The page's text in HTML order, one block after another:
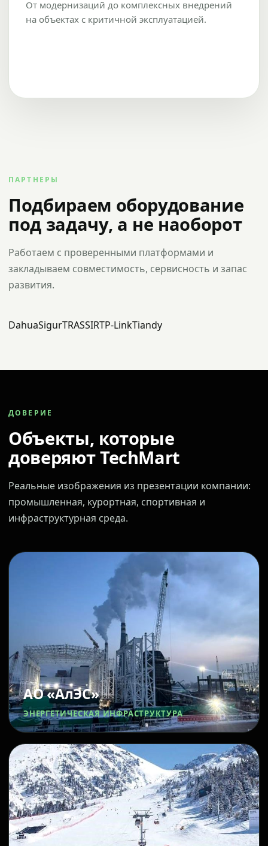
От модернизаций до комплексных внедрений
на объектах с критичной эксплуатацией.
ПАРТНЕРЫ
Подбираем оборудование
под задачу, а не наоборот
Работаем с проверенными платформами и
закладываем совместимость, сервисность и запас
развития.
DahuaSigurTRASSIRTP-LinkTiandy
ДОВЕРИЕ
Объекты, которые
доверяют TechMart
Реальные изображения из презентации компании:
промышленная, курортная, спортивная и
инфраструктурная среда.
АО «АлЭС»
ЭНЕРГЕТИЧЕСКАЯ ИНФРАСТРУКТУРА